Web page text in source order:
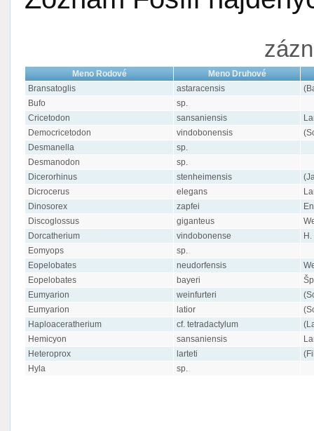
Meno Rodové
Meno Druhové
Bransatoglis
astaracensis
Bufo
sp.
Cricetodon
sansaniensis
Democricetodon
vindobonensis
Desmanella
sp.
Desmanodon
sp.
Dicerorhinus
stenheimensis
Dicrocerus
elegans
Dinosorex
zapfei
Discoglossus
giganteus
Dorcatherium
vindobonense
H.
Eomyops
sp.
Eopelobates
neudorfensis
Eopelobates
bayeri
Eumyarion
weinfurteri
Eumyarion
latior
Haploaceratherium
cf. tetradactylum
Hemicyon
sansaniensis
Heteroprox
larteti
Hyla
sp.